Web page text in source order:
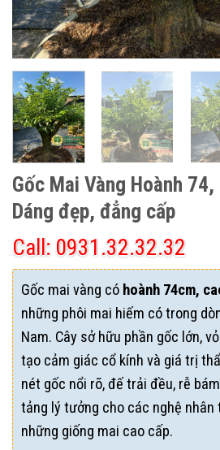
Gốc Mai Vàng Hoành
Dáng đẹp, đẳng cấp
Call: 0931.32.32.32
Gốc mai vàng có hoành 74cm,
những phôi mai hiếm có trong
Nam. Cây sở hữu phần gốc lớn,
tạo cảm giác cổ kính và giá trị
nét gốc nổi rõ, đế trải đều, rễ
tảng lý tưởng cho các nghệ nhân
những giống mai cao cấp.